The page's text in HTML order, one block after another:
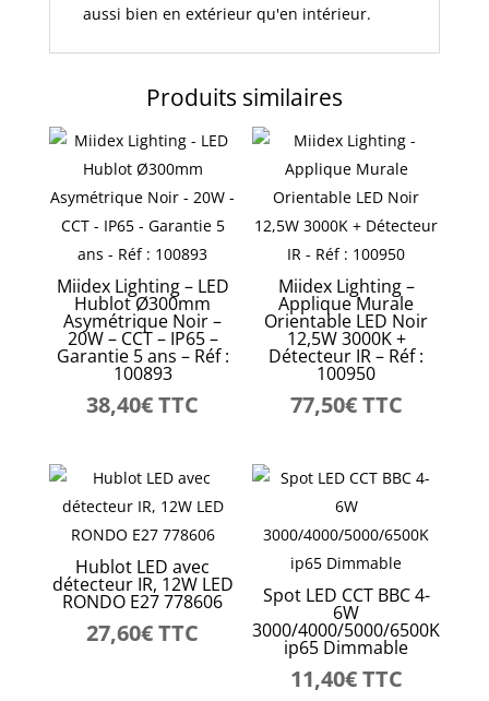
aussi bien en extérieur qu'en intérieur.
Produits similaires
Miidex Lighting – LED
Hublot Ø300mm
Asymétrique Noir –
20W – CCT – IP65 –
Garantie 5 ans – Réf :
100893
38,40€TTC
Miidex Lighting –
Applique Murale
Orientable LED Noir
12,5W 3000K +
Détecteur IR – Réf :
100950
77,50€TTC
Hublot LED avec
détecteur IR, 12W LED
RONDO E27 778606
27,60€TTC
Spot LED CCT BBC 4-
6W
3000/4000/5000/6500K
ip65 Dimmable
11,40€TTC